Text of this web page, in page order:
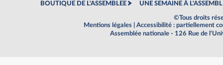
BOUTIQUE DE L'ASSEMBLEE UNE SEMAINE À
©Tous droits
Mentions légales
Accessibilité : partiellement
Assemblée nationale - 126 Rue de